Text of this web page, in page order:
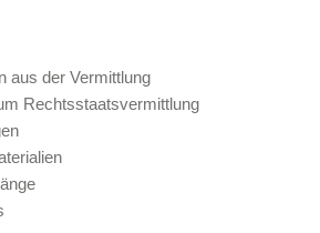
aus der Vermittlung
Rechtsstaatsvermittlung